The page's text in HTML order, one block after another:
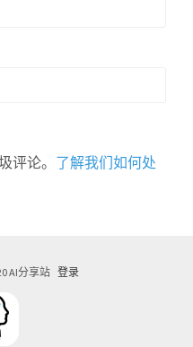
评论。 了解我们如何处
AI分享站 登录